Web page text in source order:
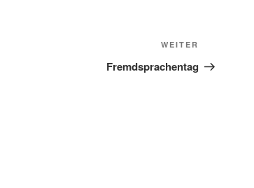
Beitrag
WEITER
Fremdsprachentag